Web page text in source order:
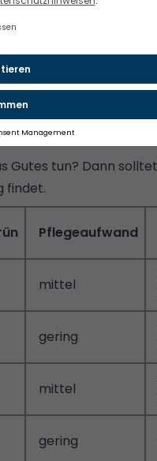
der die Hecke
im Schatten
Pflanzen
andere.
eher auf eine
Gutes tun? Dann
findet.
Pflegeaufwand
mittel
gering
mittel
gering